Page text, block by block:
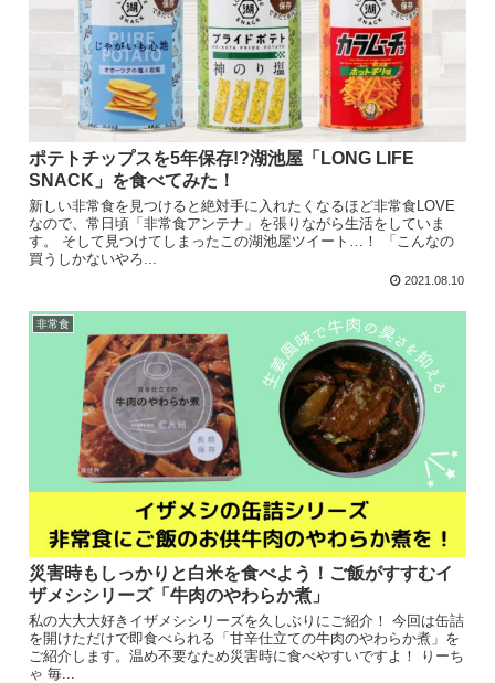
ポテトチップスを5年保存!?湖池屋「LONG LIFE
SNACK」を食べてみた！
新しい非常食を見つけると絶対手に入れたくなるほど非常食LOVE
なので、常日頃「非常食アンテナ」を張りながら生活をしていま
す。 そして見つけてしまったこの湖池屋ツイート…！ 「こんなの
買うしかないやろ...
2021.08.10
非常食
災害時もしっかりと白米を食べよう！ご飯がすすむイ
ザメシシリーズ「牛肉のやわらか煮」
私の大大大好きイザメシシリーズを久しぶりにご紹介！ 今回は缶詰
を開けただけで即食べられる「甘辛仕立ての牛肉のやわらか煮」を
ご紹介します。温め不要なため災害時に食べやすいですよ！ りーち
ゃ 毎...